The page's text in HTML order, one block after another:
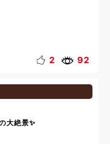
2 92
大絶景✨